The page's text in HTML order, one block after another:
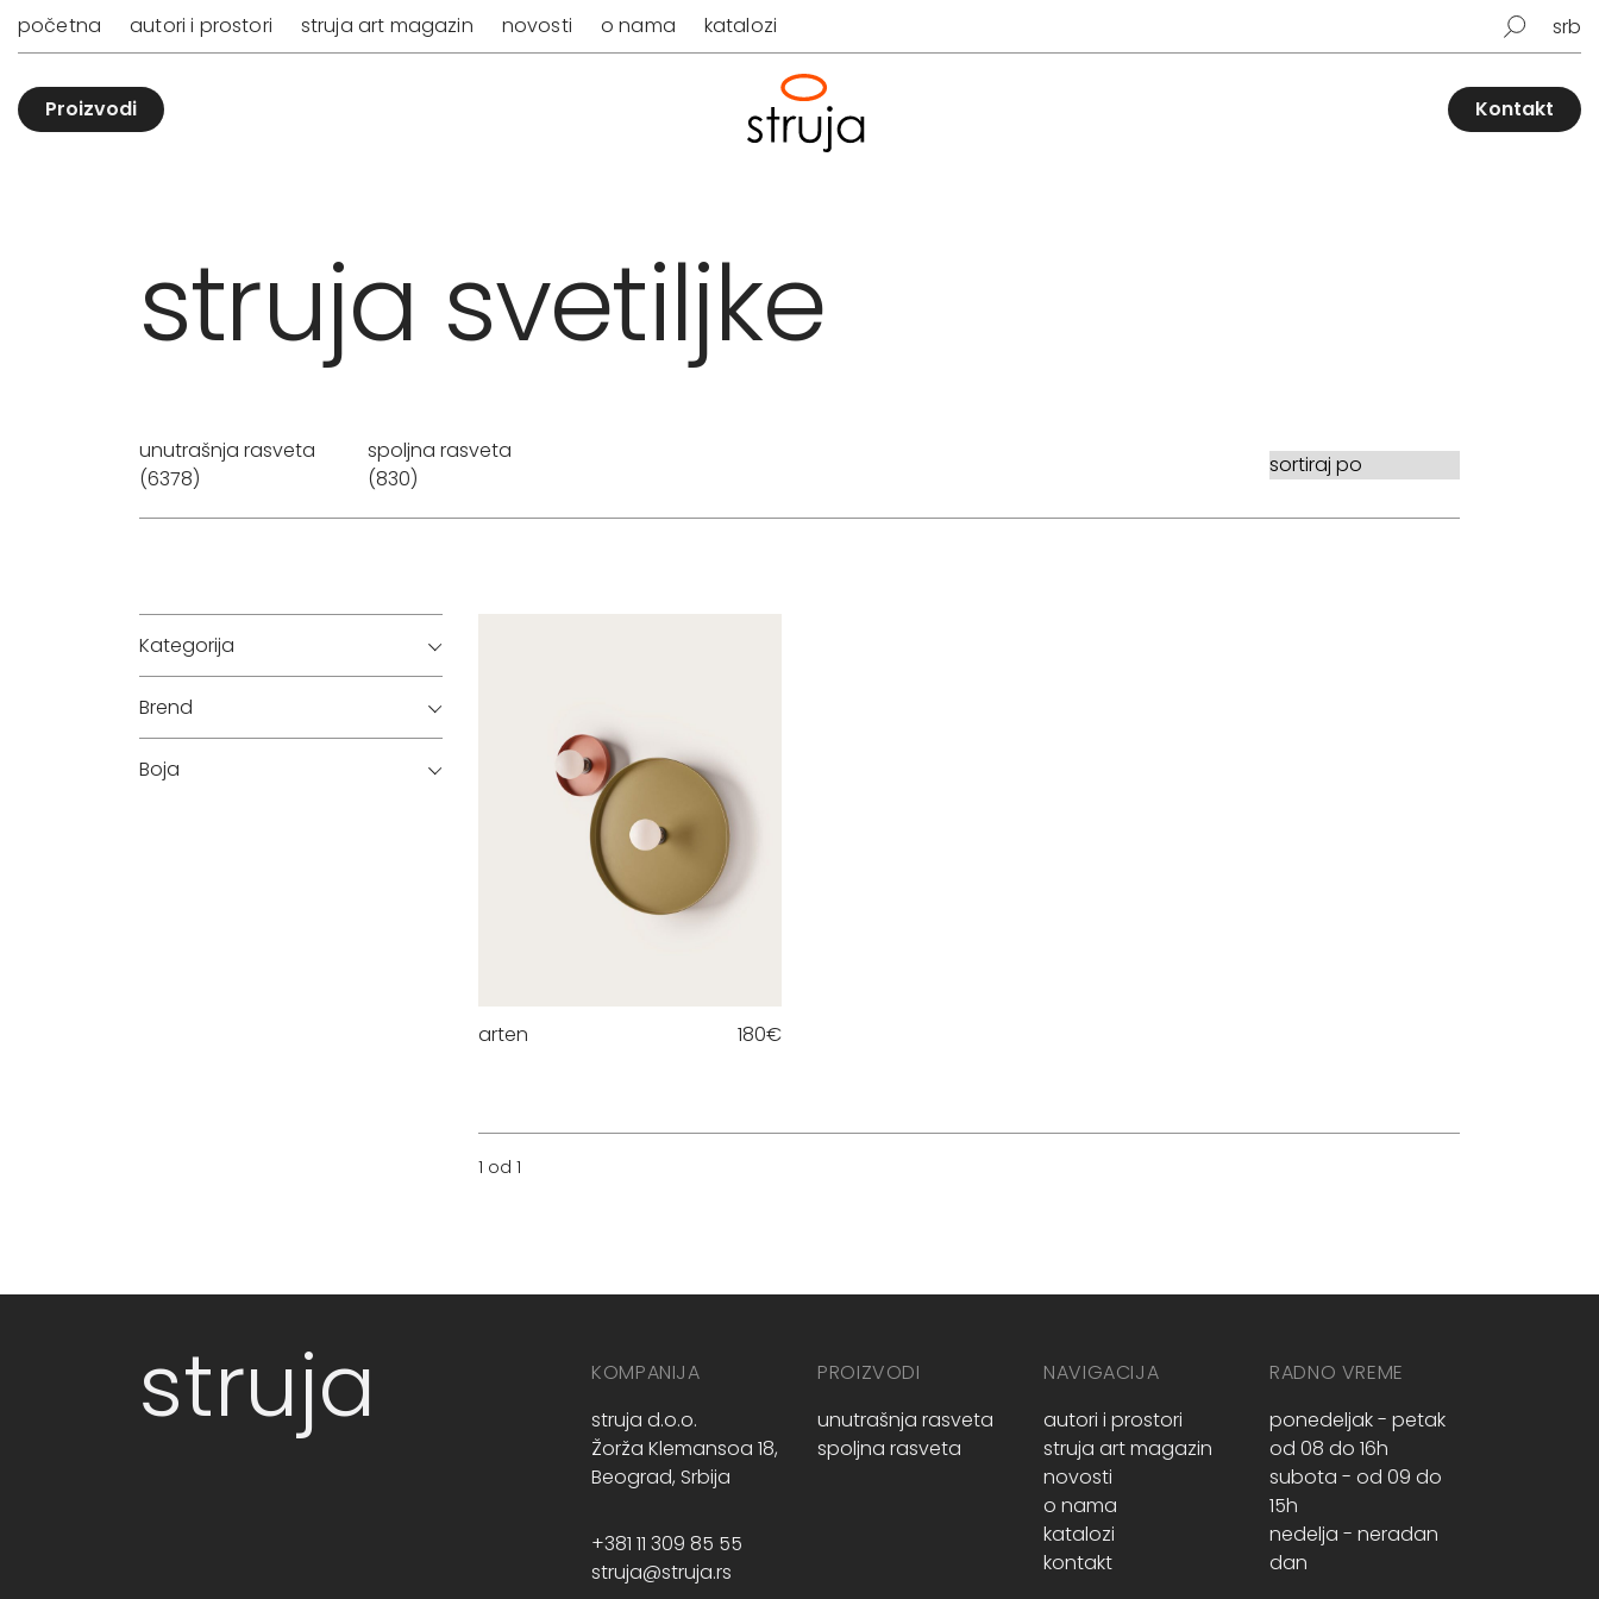
početna autori i prostori struja art magazin novosti o nama katalozi srb
Proizvodi Kontakt
struja svetiljke
unutrašnja rasveta
(6378)
spoljna rasveta
(830)
Kategorija
Brend
Boja
arten 180€
1 od 1
struja
KOMPANIJA
struja d.o.o.
Žorža Klemansoa 18,
Beograd, Srbija
+381 11 309 85 55
struja@struja.rs
PROIZVODI
unutrašnja rasveta
spoljna rasveta
NAVIGACIJA
autori i prostori
struja art magazin
novosti
o nama
katalozi
kontakt
RADNO VREME
ponedeljak - petak
od 08 do 16h
subota - od 09 do
15h
nedelja - neradan
dan